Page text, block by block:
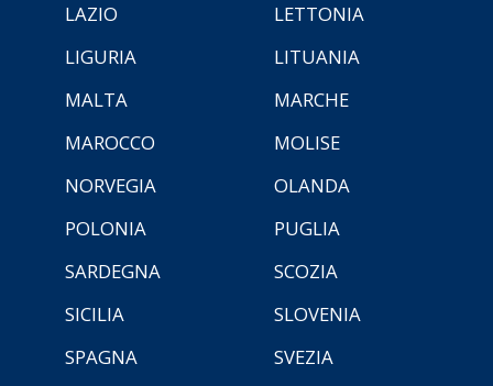
LAZIO
LETTONIA
LIGURIA
LITUANIA
MALTA
MARCHE
MAROCCO
MOLISE
NORVEGIA
OLANDA
POLONIA
PUGLIA
SARDEGNA
SCOZIA
SICILIA
SLOVENIA
SPAGNA
SVEZIA